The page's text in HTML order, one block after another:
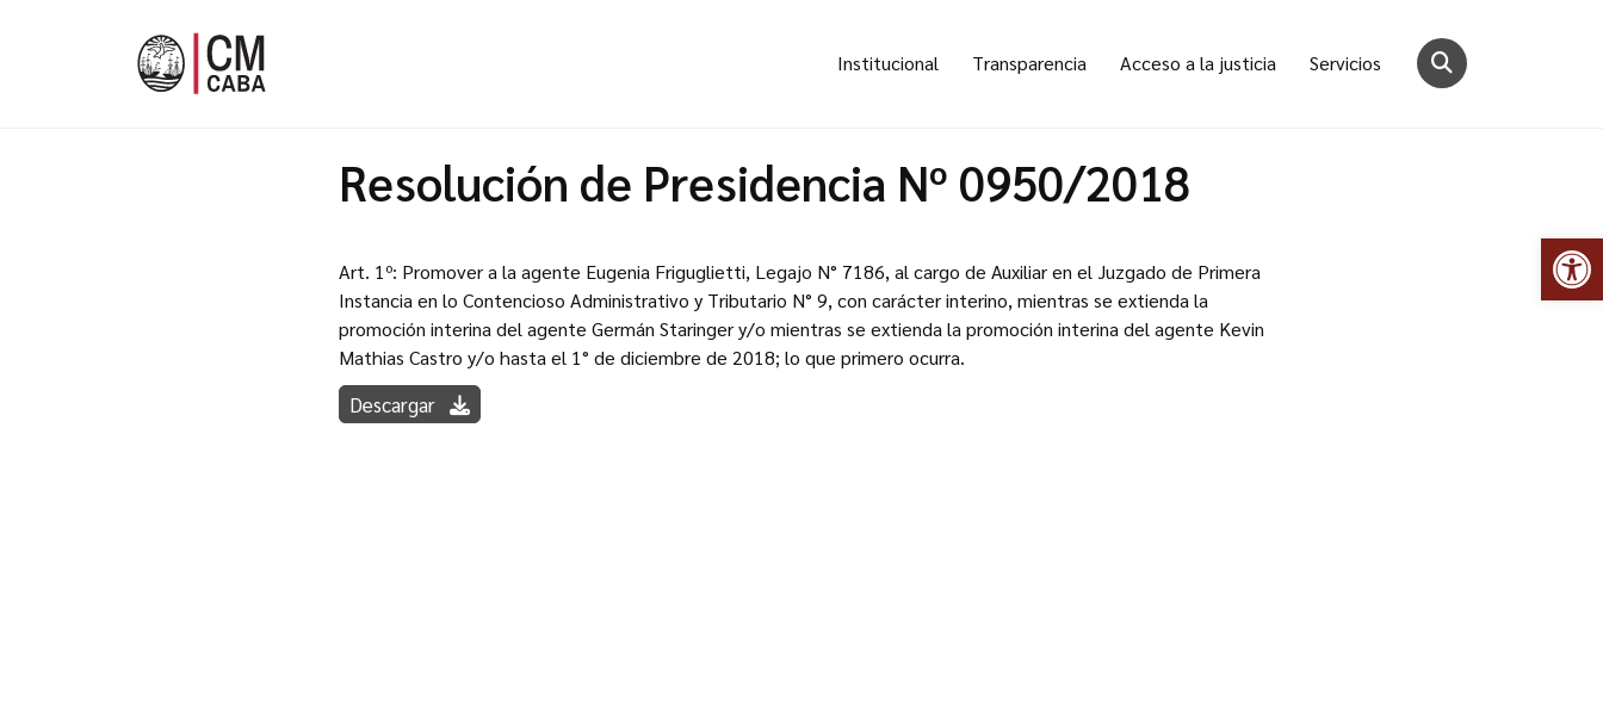
Institucional Transparencia Acceso a la justicia Servicios
Resolución de Presidencia Nº 0950/2018
Art. 1º: Promover a la agente Eugenia Friguglietti, Legajo N° 7186, al cargo de Auxiliar en el Juzgado de Primera
Instancia en lo Contencioso Administrativo y Tributario N° 9, con carácter interino, mientras se extienda la
promoción interina del agente Germán Staringer y/o mientras se extienda la promoción interina del agente Kevin
Mathias Castro y/o hasta el 1° de diciembre de 2018; lo que primero ocurra.
Descargar